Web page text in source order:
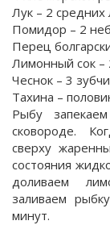
Лук – 2 средних
Помидор – 2
Перец
Лимонный сок –
Чеснок – 3
Тахина –
Рыбу
сковороде.
сверху
состояния
доливаем
заливаем
минут.